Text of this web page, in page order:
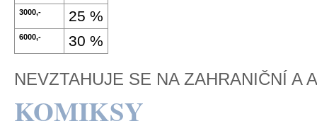
3000,- 25 %
6000,- 30 %
NEVZTAHUJE SE NA ZAHRANIČNÍ A
KOMIKSY